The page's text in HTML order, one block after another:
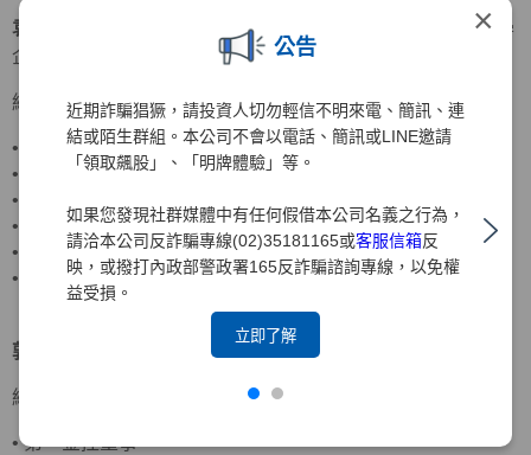
×
公告
近期詐騙猖獗，請投資人切勿輕信不明來電、簡訊、連
結或陌生群組。本公司不會以電話、簡訊或LINE邀請
「領取飆股」、「明牌體驗」等。
如果您發現社群媒體中有任何假借本公司名義之行為，
請洽本公司反詐騙專線(02)35181165或客服信箱反
映，或撥打內政部警政署165反詐騙諮詢專線，以免權
益受損。
立即了解
袁惠兒
美國密蘇里大學會計碩士、美國南伊利諾大學
企管碩士
經歷
•
客思達-KY獨立董事
•
財團法人聖嚴教育基金會監察人
•
•
資誠聯合會計師事務所合夥會計師
•
普華國際財務顧問(股)公司董事長
•
中華民國北市會計師公會理事
郭炳伸 美國羅徹斯特大學經濟學博士
經歷
•第一金控董事